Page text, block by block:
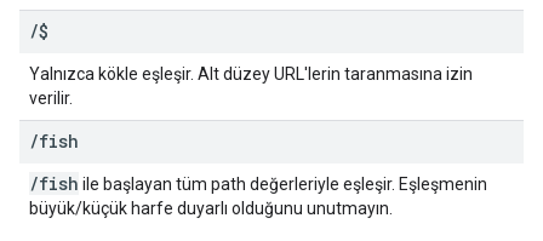
/$
Yalnızca kökle eşleşir. Alt düzey URL'lerin taranmasına izin
verilir.
/fish
/fish ile başlayan tüm path değerleriyle eşleşir. Eşleşmenin
büyük/küçük harfe duyarlı olduğunu unutmayın.